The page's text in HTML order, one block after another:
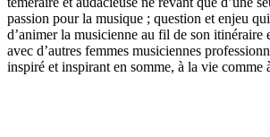
passion pour la musique ; question et enjeu qui
d’animer la musicienne au fil de son itinéraire
avec d’autres femmes musiciennes
inspiré et inspirant en somme, à la vie comme